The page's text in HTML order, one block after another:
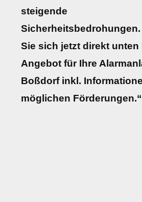
steigende
Sicherheitsbedrohungen.
Sie sich jetzt direkt unten
Angebot für Ihre
Boßdorf inkl.
möglichen Förderungen.“